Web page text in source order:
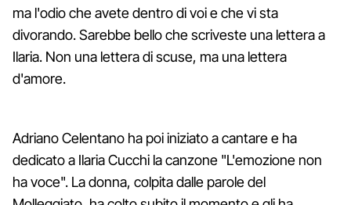
ma l'odio che avete dentro di voi e che vi sta
divorando. Sarebbe bello che scriveste una lettera a
Ilaria. Non una lettera di scuse, ma una lettera
d'amore.
Adriano Celentano ha poi iniziato a cantare e ha
dedicato a Ilaria Cucchi la canzone "L'emozione non
ha voce". La donna, colpita dalle parole del